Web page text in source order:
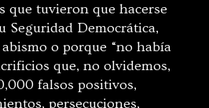
que tuvieron que hacerse
Seguridad Democrática,
o porque “no había
que, no olvidemos,
falsos positivos,
persecuciones,